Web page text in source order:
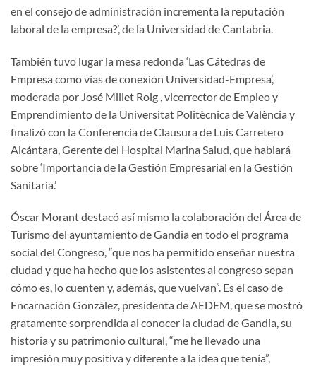
en el consejo de administración incrementa la reputación
laboral de la empresa?’, de la Universidad de Cantabria.
También tuvo lugar la mesa redonda ‘Las Cátedras de
Empresa como vías de conexión Universidad-Empresa’,
moderada por José Millet Roig , vicerrector de Empleo y
Emprendimiento de la Universitat Politècnica de València y
finalizó con la Conferencia de Clausura de Luis Carretero
Alcántara, Gerente del Hospital Marina Salud, que hablará
sobre ‘Importancia de la Gestión Empresarial en la Gestión
Sanitaria.’
Óscar Morant destacó así mismo la colaboración del Área de
Turismo del ayuntamiento de Gandia en todo el programa
social del Congreso, “que nos ha permitido enseñar nuestra
ciudad y que ha hecho que los asistentes al congreso sepan
cómo es, lo cuenten y, además, que vuelvan”. Es el caso de
Encarnación González, presidenta de AEDEM, que se mostró
gratamente sorprendida al conocer la ciudad de Gandia, su
historia y su patrimonio cultural, “me he llevado una
impresión muy positiva y diferente a la idea que tenía”,